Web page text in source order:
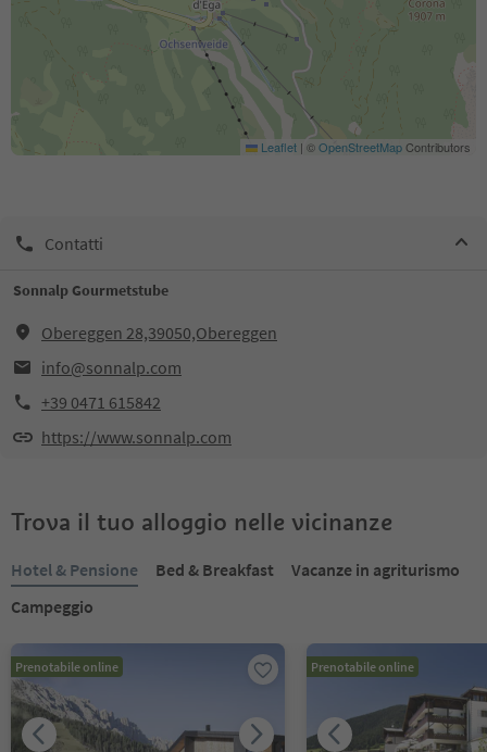
Leaflet | ©OpenStreetMapContributors
Contatti
Sonnalp Gourmetstube
Obereggen 28,39050,Obereggen
info@sonnalp.com
+39 0471 615842
https://www.sonnalp.com
Trova il tuo alloggio nelle vicinanze
Hotel & Pensione Bed & Breakfast
Vacanze in agriturismo
Campeggio
Prenotabile online Prenotabile online